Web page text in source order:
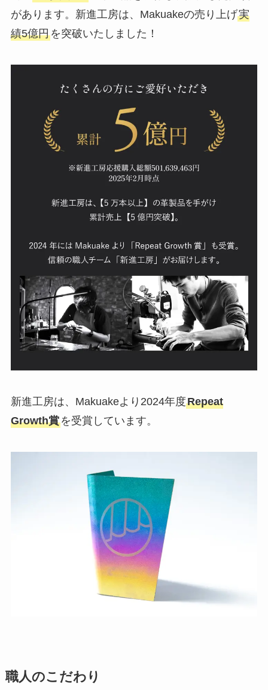
があります。新進工房は、Makuakeの売り上げ実
績5億円を突破いたしました！
新進工房は、Makuakeより2024年度Repeat
Growth賞を受賞しています。
職人のこだわり